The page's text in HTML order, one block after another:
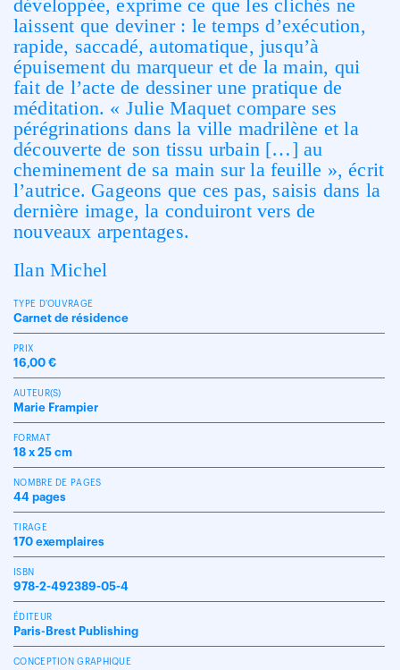
développée, exprime ce que les clichés ne
laissent que deviner : le temps d’exécution,
rapide, saccadé, automatique, jusqu’à
épuisement du marqueur et de la main, qui
fait de l’acte de dessiner une pratique de
méditation. « Julie Maquet compare ses
pérégrinations dans la ville madrilène et la
découverte de son tissu urbain […] au
cheminement de sa main sur la feuille », écrit
l’autrice. Gageons que ces pas, saisis dans la
dernière image, la conduiront vers de
nouveaux arpentages.
Ilan Michel
TYPE D'OUVRAGE
Carnet de résidence
PRIX
16,00 €
AUTEUR(S)
Marie Frampier
FORMAT
18 x 25 cm
NOMBRE DE PAGES
44 pages
TIRAGE
170 exemplaires
ISBN
978-2-492389-05-4
ÉDITEUR
Paris-Brest Publishing
CONCEPTION GRAPHIQUE